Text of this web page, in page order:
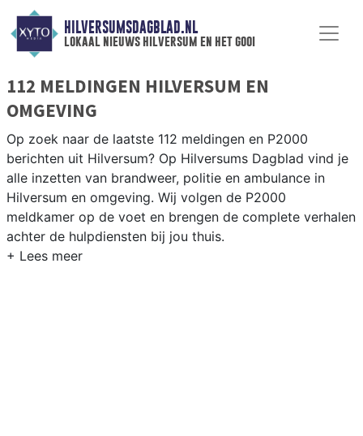
HILVERSUMSDAGBLAD.NL
lokaal nieuws hilversum en het gooi
112 MELDINGEN HILVERSUM EN
OMGEVING
Op zoek naar de laatste 112 meldingen en P2000
berichten uit Hilversum? Op Hilversums Dagblad vind je
alle inzetten van brandweer, politie en ambulance in
Hilversum en omgeving. Wij volgen de P2000
meldkamer op de voet en brengen de complete verhalen
achter de hulpdiensten bij jou thuis.